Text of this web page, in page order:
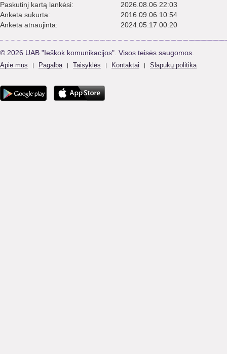
Paskutinį kartą lankėsi:
2026.08.06 22:03
Anketa sukurta:
2016.09.06 10:54
Anketa atnaujinta:
2024.05.17 00:20
© 2026 UAB "Ieškok komunikacijos". Visos teisės saugomos.
Apie mus | Pagalba | Taisyklės | Kontaktai | Slapukų politika